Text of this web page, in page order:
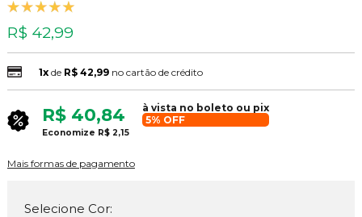
R$ 42,99
1xde R$ 42,99 no cartão de crédito
R$ 40,84
à vista no boleto ou pix
5% OFF
Economize R$ 2,15
Mais formas de pagamento
Selecione Cor: